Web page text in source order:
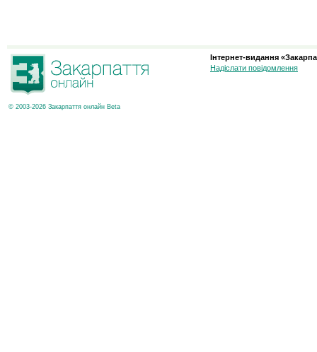
© 2003-2026 Закарпаття онлайн Beta
Інтернет-видання
Надіслати повідомлення